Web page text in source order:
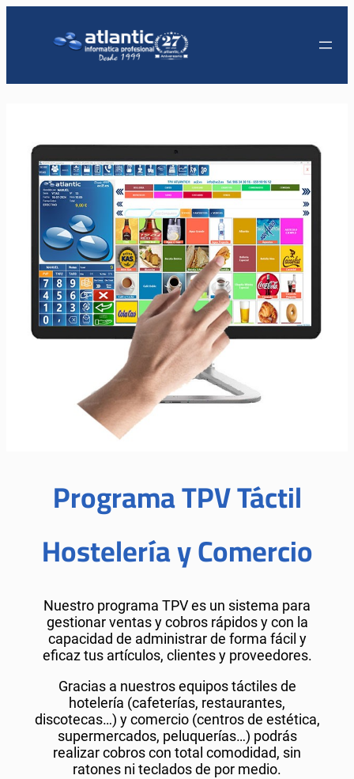
Programa TPV Táctil
Hostelería y Comercio
Nuestro programa TPV es un sistema para
gestionar ventas y cobros rápidos y con la
capacidad de administrar de forma fácil y
eficaz tus artículos, clientes y proveedores.
Gracias a nuestros equipos táctiles de
hotelería (cafeterías, restaurantes,
discotecas…) y comercio (centros de estética,
supermercados, peluquerías…) podrás
realizar cobros con total comodidad, sin
ratones ni teclados de por medio.